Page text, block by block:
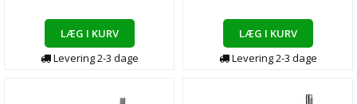
LÆG I KURV
Levering2-3 dage
LÆG I KURV
Levering2-3 dage